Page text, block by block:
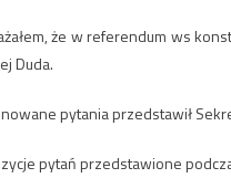
że w referendum ws
Duda.
pytania przedstawił
pytań przedstawione